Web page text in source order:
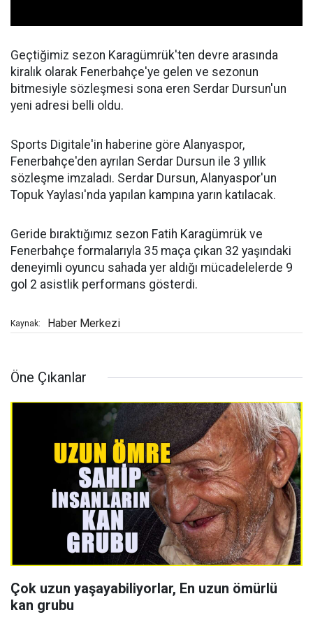
Geçtiğimiz sezon Karagümrük'ten devre arasında
kiralık olarak Fenerbahçe'ye gelen ve sezonun
bitmesiyle sözleşmesi sona eren Serdar Dursun'un
yeni adresi belli oldu.
Sports Digitale'in haberine göre Alanyaspor,
Fenerbahçe'den ayrılan Serdar Dursun ile 3 yıllık
sözleşme imzaladı. Serdar Dursun, Alanyaspor'un
Topuk Yaylası'nda yapılan kampına yarın katılacak.
Geride bıraktığımız sezon Fatih Karagümrük ve
Fenerbahçe formalarıyla 35 maça çıkan 32 yaşındaki
deneyimli oyuncu sahada yer aldığı mücadelelerde 9
gol 2 asistlik performans gösterdi.
Kaynak: Haber Merkezi
Öne Çıkanlar
Çok uzun yaşayabiliyorlar, En uzun ömürlü
kan grubu